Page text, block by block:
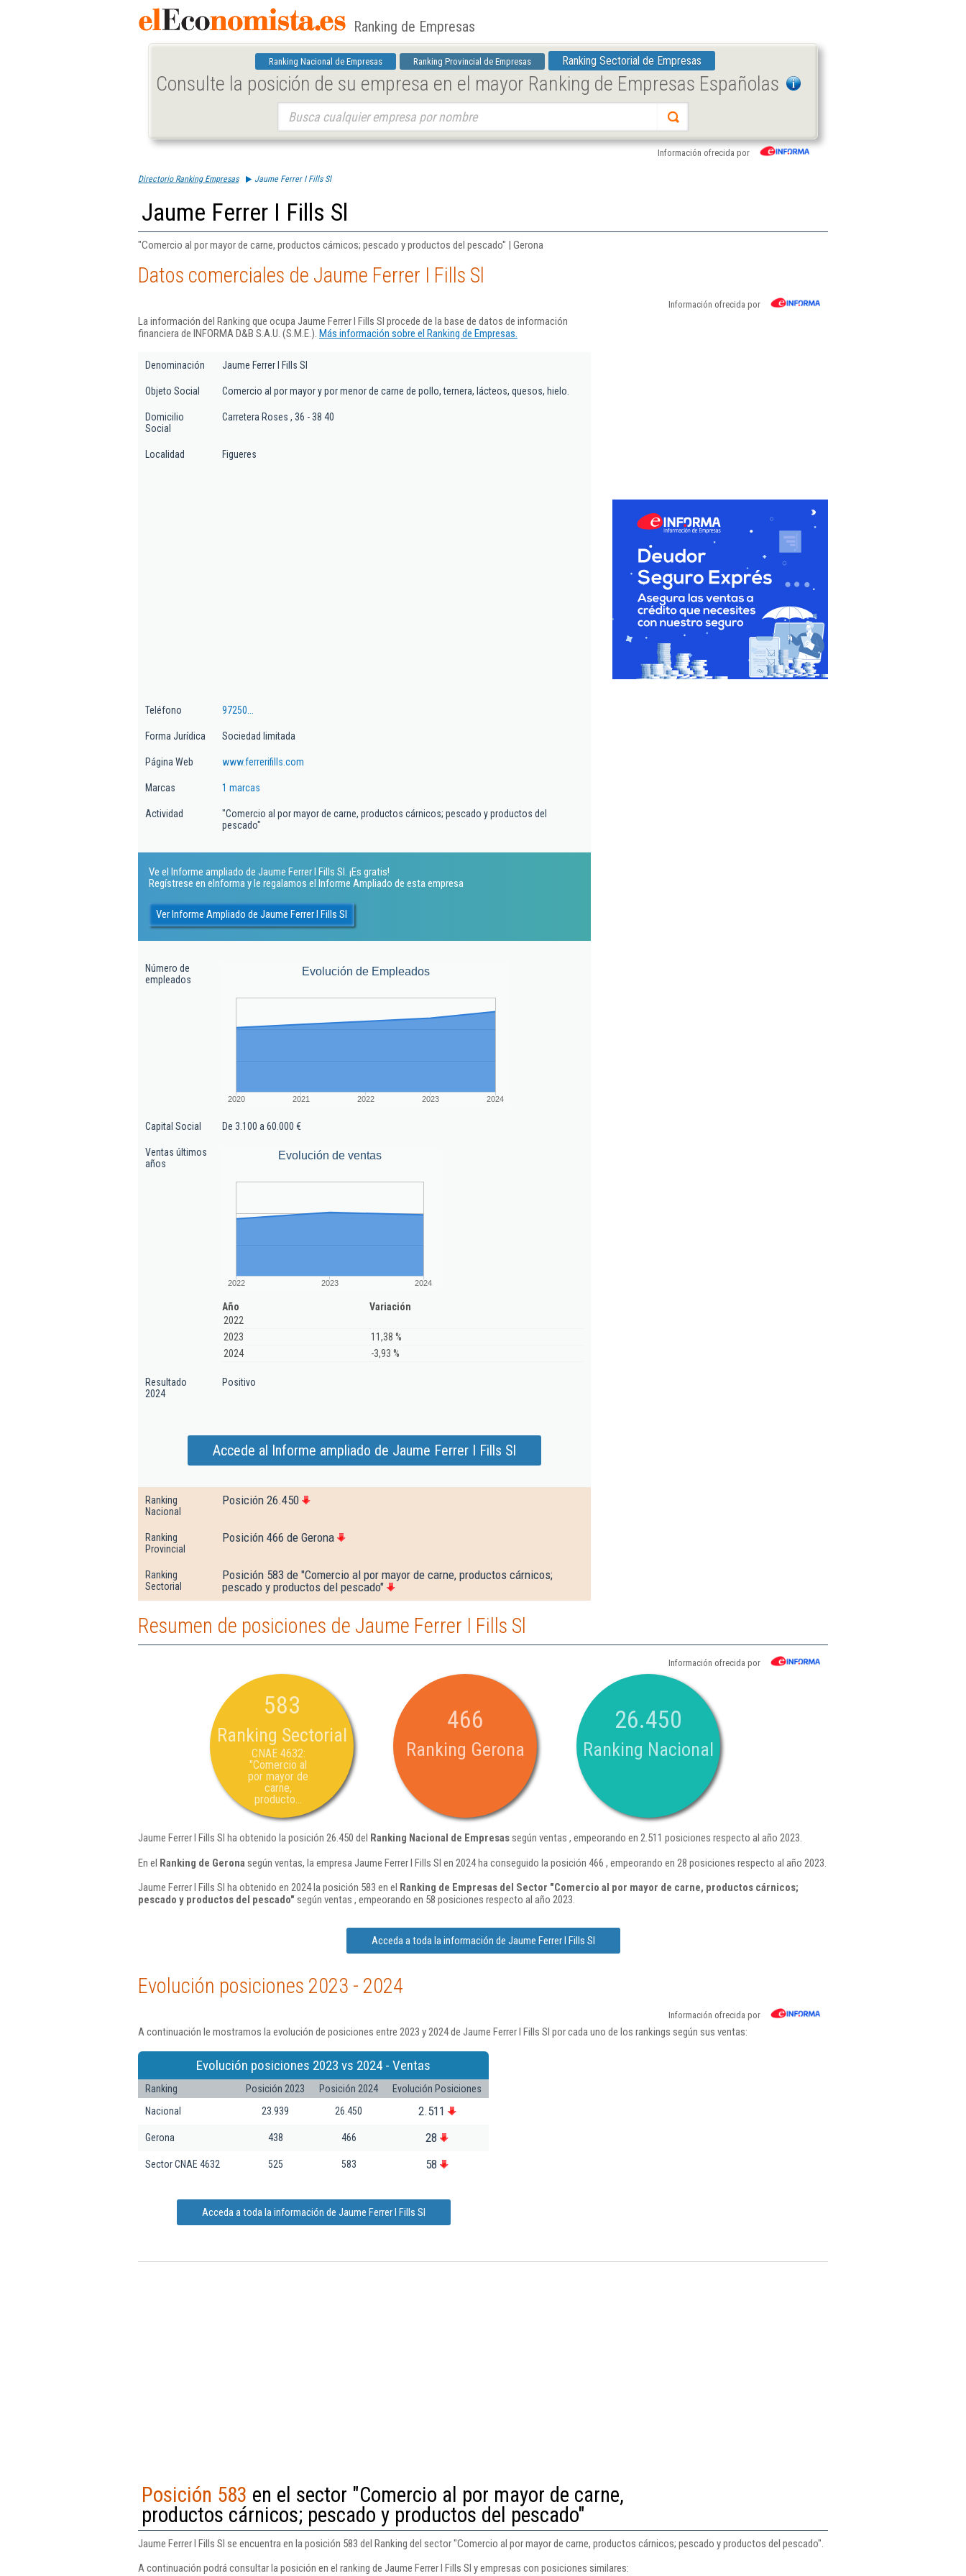
Ranking de Empresas
Ranking Nacional de Empresas Ranking Provincial de Empresas Ranking Sectorial de Empresas
Consulte la posición de su empresa en el mayor Ranking de Empresas Españolas
Información ofrecida por
Directorio Ranking Empresas Jaume Ferrer I Fills Sl
Jaume Ferrer I Fills Sl
"Comercio al por mayor de carne, productos cárnicos; pescado y productos del pescado" | Gerona
Datos comerciales de Jaume Ferrer I Fills Sl
Información ofrecida por
La información del Ranking que ocupa Jaume Ferrer I Fills Sl procede de la base de datos de información
financiera de INFORMA D&B S.A.U. (S.M.E.). Más información sobre el Ranking de Empresas.
Denominación Jaume Ferrer I Fills Sl
Objeto Social Comercio al por mayor y por menor de carne de pollo, ternera, lácteos, quesos, hielo.
Domicilio
Social
Carretera Roses , 36 - 38 40
Localidad Figueres
Teléfono 97250...
Forma Jurídica Sociedad limitada
Página Web www.ferrerifills.com
Marcas 1 marcas
Actividad
"Comercio al por mayor de carne, productos cárnicos; pescado y productos del
pescado"
Ve el Informe ampliado de Jaume Ferrer I Fills Sl. ¡Es gratis!
Regístrese en eInforma y le regalamos el Informe Ampliado de esta empresa
Ver Informe Ampliado de Jaume Ferrer I Fills Sl
Número de
empleados
Evolución de Empleados
2020 2021 2022 2023 2024
Capital Social De 3.100 a 60.000 €
Ventas últimos
años
Evolución de ventas
2022 2023 2024
Año
Variación
2022
2023
11,38 %
2024
-3,93 %
Resultado
2024
Positivo
Accede al Informe ampliado de Jaume Ferrer I Fills Sl
Ranking
Nacional
Posición 26.450
Ranking
Provincial
Posición 466 de Gerona
Ranking
Sectorial
Posición 583 de "Comercio al por mayor de carne, productos cárnicos;
pescado y productos del pescado"
Resumen de posiciones de Jaume Ferrer I Fills Sl
Información ofrecida por
583
Ranking Sectorial
CNAE 4632:
"Comercio al
por mayor de
carne,
producto...
466
Ranking Gerona
26.450
Ranking Nacional
Jaume Ferrer I Fills Sl ha obtenido la posición 26.450 del Ranking Nacional de Empresassegún ventas , empeorando en 2.511 posiciones respecto al año 2023.
En el Ranking de Gerona según ventas, la empresa Jaume Ferrer I Fills Sl en 2024 ha conseguido la posición 466 , empeorando en 28 posiciones respecto al año 2023.
Jaume Ferrer I Fills Sl ha obtenido en 2024 la posición 583 en el Ranking de Empresas del Sector "Comercio al por mayor de carne, productos cárnicos;
pescado y productos del pescado" según ventas , empeorando en 58 posiciones respecto al año 2023.
Acceda a toda la información de Jaume Ferrer I Fills Sl
Evolución posiciones 2023 - 2024
Información ofrecida por
A continuación le mostramos la evolución de posiciones entre 2023 y 2024 de Jaume Ferrer I Fills Sl por cada uno de los rankings según sus ventas:
Evolución posiciones 2023 vs 2024 - Ventas
Ranking Posición 2023 Posición 2024
Evolución Posiciones
Nacional
23.939 26.450 2.511
Gerona 438 466 28
Sector CNAE 4632 525 583 58
Acceda a toda la información de Jaume Ferrer I Fills Sl
Posición 583 en el sector "Comercio al por mayor de carne,
productos cárnicos; pescado y productos del pescado"
Jaume Ferrer I Fills Sl se encuentra en la posición 583 del Ranking del sector "Comercio al por mayor de carne, productos cárnicos; pescado y productos del pescado".
A continuación podrá consultar la posición en el ranking de Jaume Ferrer I Fills Sl y empresas con posiciones similares: